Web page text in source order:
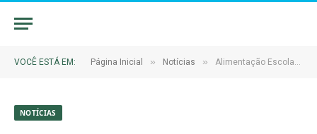
VOCÊ ESTÁ EM: Página Inicial » Notícias » Alimentação Escolar de Qualidade é a Nossa Prioridade!
NOTÍCIAS